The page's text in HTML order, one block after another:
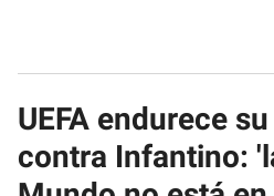
UEFA endurece
contra Infantino: